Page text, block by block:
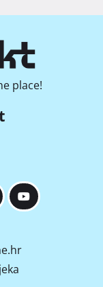
place!